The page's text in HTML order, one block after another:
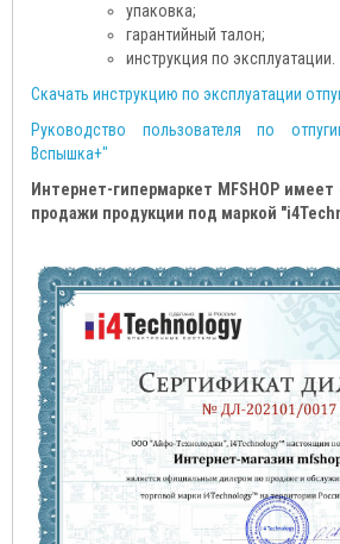
упаковка;
гарантийный талон;
инструкция по эксплуатации.
Скачать инструкцию по эксплуатации
Руководство пользователя по
Вспышка+"
Интернет-гипермаркет MFSHOP
продажи продукции под маркой